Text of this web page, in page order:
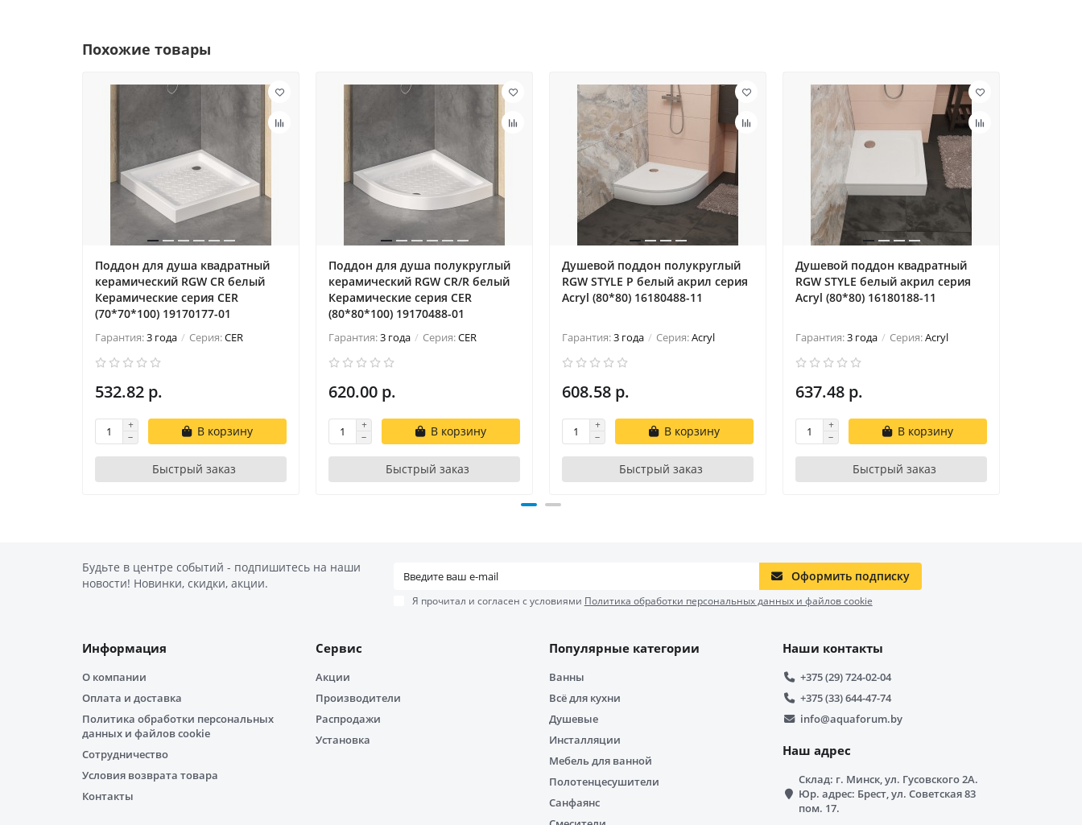
Похожие товары
Поддон для душа квадратный
керамический RGW CR белый
Керамические cерия CER
(70*70*100) 19170177-01
Гарантия:3 года Серия:CER
532.82 р.
В корзину
Быстрый заказ
Поддон для душа полукруглый
керамический RGW CR/R белый
Керамические cерия CER
(80*80*100) 19170488-01
Гарантия:3 года Серия:CER
620.00 р.
В корзину
Быстрый заказ
Душевой поддон полукруглый
RGW STYLE P белый акрил cерия
Acryl (80*80) 16180488-11
Гарантия:3 года Серия:Acryl
608.58 р.
В корзину
Быстрый заказ
Душевой поддон квадратный
RGW STYLE белый акрил cерия
Acryl (80*80) 16180188-11
Гарантия:3 года Серия:Acryl
637.48 р.
В корзину
Быстрый заказ
Будьте в центре событий - подпишитесь на наши
новости! Новинки, скидки, акции.
Оформить подписку
Я прочитал и согласен с условиями Политика обработки персональных данных и файлов cookie
Информация
О компании
Оплата и доставка
Политика обработки персональных
данных и файлов cookie
Сотрудничество
Условия возврата товара
Контакты
Сервис
Акции
Производители
Распродажи
Установка
Популярные категории
Ванны
Всё для кухни
Душевые
Инсталляции
Мебель для ванной
Полотенцесушители
Санфаянс
Наши контакты
+375 (29) 724-02-04
+375 (33) 644-47-74
info@aquaforum.by
Наш адрес
Склад: г. Минск, ул. Гусовского 2А.
Юр. адрес: Брест, ул. Советская 83
пом. 17.